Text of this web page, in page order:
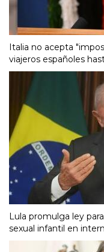
Italia no acepta
viajeros españoles
Lula promulga ley
sexual infantil en